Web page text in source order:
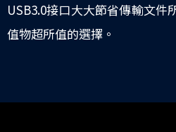
USB3.0接口大大節省傳輸文
值物超所值的選擇。